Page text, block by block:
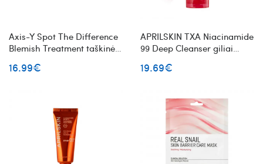
Axis-Y Spot The Difference
Blemish Treatment taškinė
16.99€
APRILSKIN TXA Niacinamide
99 Deep Cleanser giliai
19.69€